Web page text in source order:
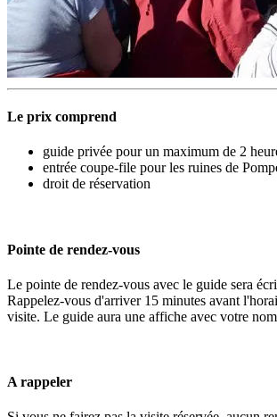
Le prix comprend
guide privée pour un maximum de 2
entrée coupe-file pour les ruines de
droit de réservation
Pointe de rendez-vous
Le pointe de rendez-vous avec le guide sera
Rappelez-vous d'arriver 15 minutes avant
visite. Le guide aura une affiche avec votre
A rappeler